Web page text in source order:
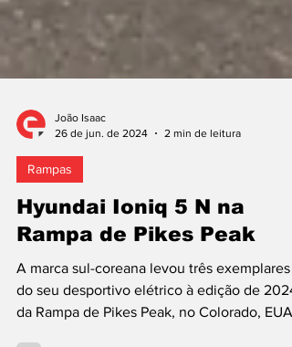
João Isaac
26 de jun. de 2024
2 min de leitura
Rampas
Hyundai Ioniq 5 N na
Rampa de Pikes Peak